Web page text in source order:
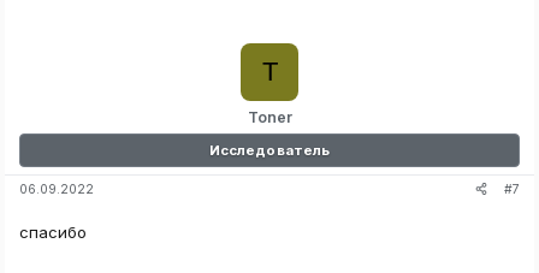
Toner
T
Исследователь
06.09.2022 #7
спасибо